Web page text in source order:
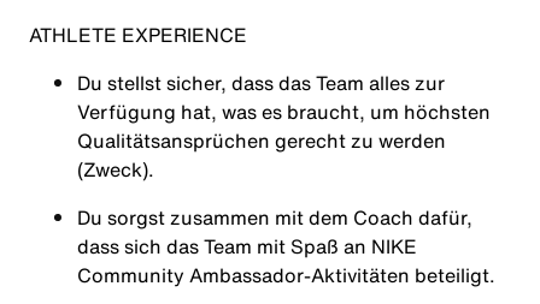
ATHLETE EXPERIENCE
Du stellst sicher, dass das Team alles zur
Verfügung hat, was es braucht, um höchsten
Qualitätsansprüchen gerecht zu werden
(Zweck).
Du sorgst zusammen mit dem Coach dafür,
dass sich das Team mit Spaß an NIKE
Community Ambassador-Aktivitäten beteiligt.